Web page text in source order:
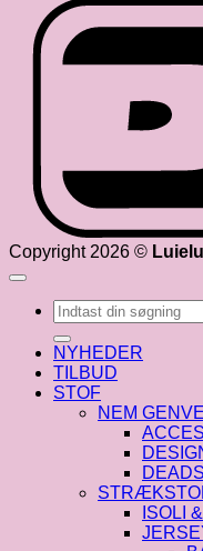
Copyright 2026 ©
Søg
efter:
NYHEDER
TILBUD
STOF
NEM
ISOLI